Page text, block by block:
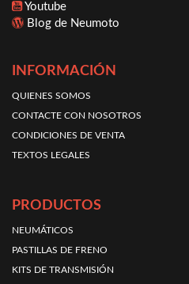
Youtube
Blog de Neumoto
INFORMACIÓN
QUIENES SOMOS
CONTACTE CON NOSOTROS
CONDICIONES DE VENTA
TEXTOS LEGALES
PRODUCTOS
NEUMÁTICOS
PASTILLAS DE FRENO
KITS DE TRANSMISIÓN